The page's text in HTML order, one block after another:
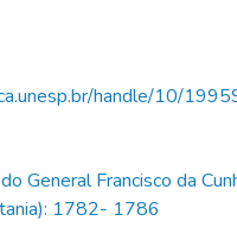
handle/10/
General Francisco da
1782- 1786